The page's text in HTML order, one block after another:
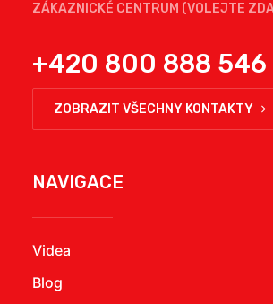
ZÁKAZNICKÉ CENTRUM (VOLEJTE
+420 800 888 546
ZOBRAZIT VŠECHNY KONTAKTY
NAVIGACE
Videa
Blog